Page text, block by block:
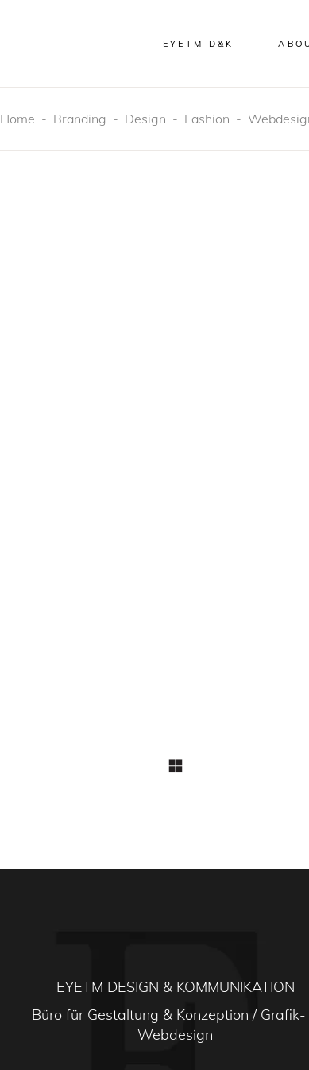
EYETM D&K
Home - Branding - Design - Fashion -
EYETM DESIGN & KOMMUNIKATION
Büro für Gestaltung & Konzeption / Grafik-
Webdesign